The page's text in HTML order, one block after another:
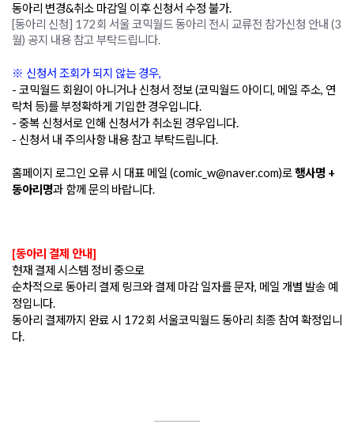
동아리 변경&취소 마감일 이후 신청서 수정 불가.
[동아리 신청] 172회 서울 코믹월드 동아리 전시 교류전 참가신청 안내 (3
월) 공지 내용 참고 부탁드립니다.
※ 신청서 조회가 되지 않는 경우,
- 코믹월드 회원이 아니거나 신청서 정보 (코믹월드 아이디, 메일 주소, 연
락처 등)를 부정확하게 기입한 경우입니다.
- 중복 신청서로 인해 신청서가 취소된 경우입니다.
- 신청서 내 주의사항 내용 참고 부탁드립니다.
홈페이지 로그인 오류 시 대표 메일 (comic_w@naver.com)로 행사명 +
동아리명과 함께 문의 바랍니다.
[동아리 결제 안내]
현재 결제 시스템 정비 중으로
순차적으로 동아리 결제 링크와 결제 마감 일자를 문자, 메일 개별 발송 예
정입니다.
동아리 결제까지 완료 시 172회 서울코믹월드 동아리 최종 참여 확정입니
다.